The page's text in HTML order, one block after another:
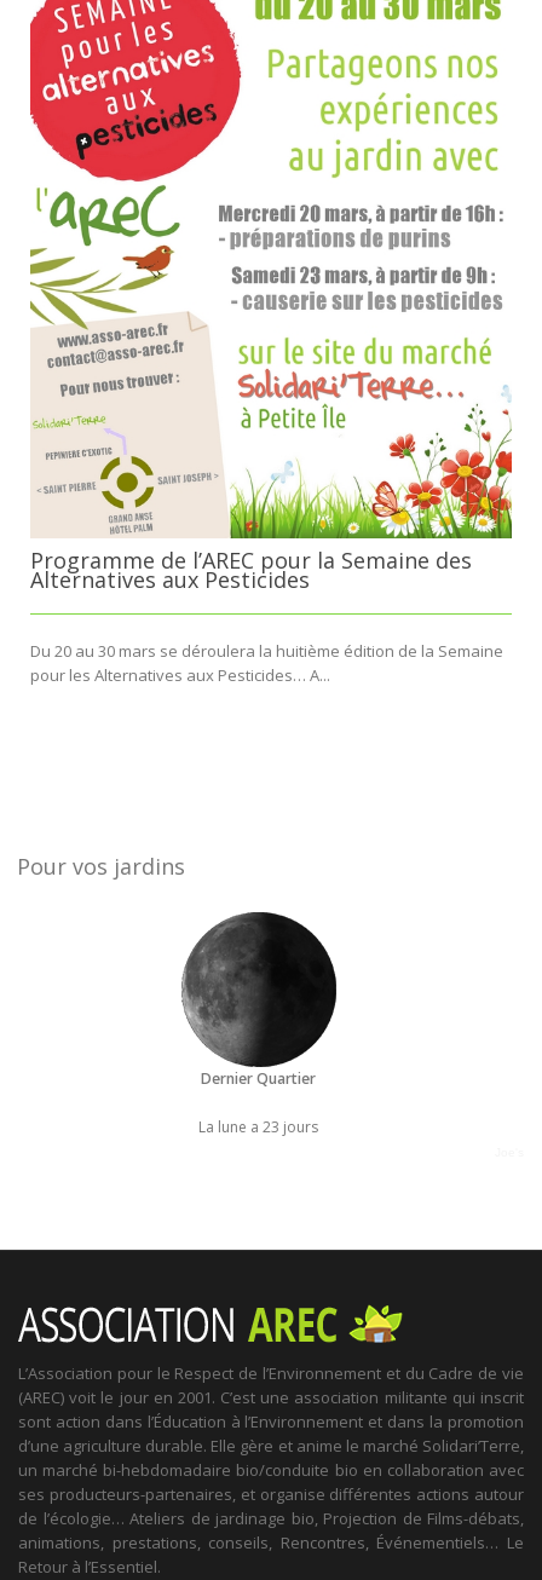
Programme de l’AREC pour la Semaine des
Alternatives aux Pesticides
Du 20 au 30 mars se déroulera la huitième édition de la Semaine
pour les Alternatives aux Pesticides… A...
Pour vos jardins
Dernier Quartier
La lune a 23 jours
L’Association pour le Respect de l’Environnement et du Cadre de vie
(AREC) voit le jour en 2001. C’est une association militante qui inscrit
sont action dans l’Éducation à l’Environnement et dans la promotion
d’une agriculture durable. Elle gère et anime le marché Solidari’Terre,
un marché bi-hebdomadaire bio/conduite bio en collaboration avec
ses producteurs-partenaires, et organise différentes actions autour
de l’écologie… Ateliers de jardinage bio, Projection de Films-débats,
animations, prestations, conseils, Rencontres, Événementiels… Le
Retour à l’Essentiel.